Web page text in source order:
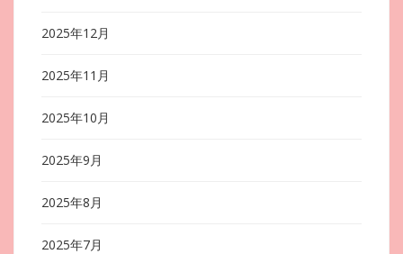
2025年12月
2025年11月
2025年10月
2025年9月
2025年8月
2025年7月